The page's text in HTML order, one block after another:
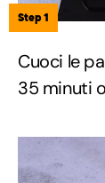
Step 1
Cuoci le
35 minuti